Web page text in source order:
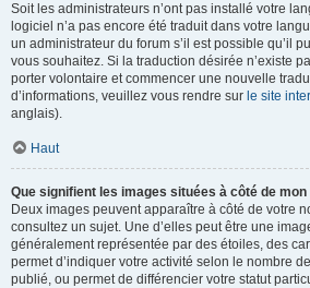
Soit les administrateurs n’ont pas installé votre
logiciel n’a pas encore été traduit dans votre
un administrateur du forum s’il est possible qu’il
vous souhaitez. Si la traduction désirée n’existe
porter volontaire et commencer une nouvelle
d’informations, veuillez vous rendre sur le site
anglais).
Haut
Que signifient les images situées à côté de mon
Deux images peuvent apparaître à côté de votre
consultez un sujet. Une d’elles peut être une
généralement représentée par des étoiles, des
permet d’indiquer votre activité selon le nombre
publié, ou permet de différencier votre statut